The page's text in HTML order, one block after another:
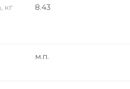
кг 8.43
м.п.